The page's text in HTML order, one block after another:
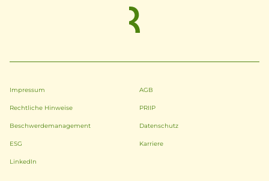
Impressum AGB
Rechtliche Hinweise PRIIP
Beschwerdemanagement Datenschutz
ESG Karriere
LinkedIn